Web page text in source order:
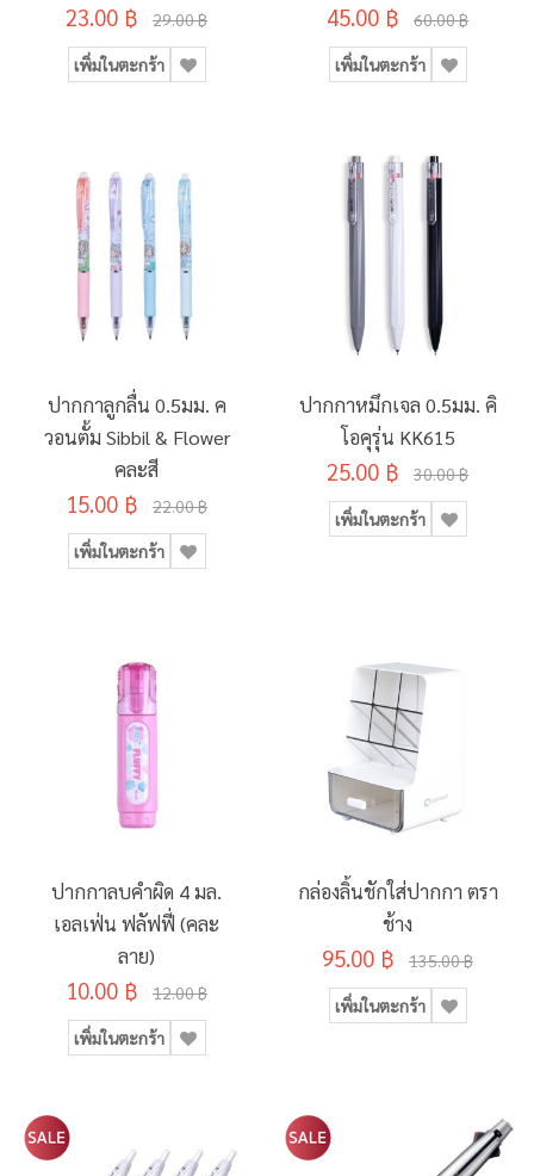
23.00 ฿ 29.00 ฿
เพิ่มในตะกร้า
45.00 ฿ 60.00 ฿
เพิ่มในตะกร้า
ปากกาลูกลื่น 0.5มม. ค
วอนตั้ม Sibbil & Flower
คละสี
15.00 ฿ 22.00 ฿
เพิ่มในตะกร้า
ปากกาหมึกเจล 0.5มม. คิ
โอคุรุ่น KK615
25.00 ฿ 30.00 ฿
เพิ่มในตะกร้า
ปากกาลบคำผิด 4 มล.
เอลเฟ่น ฟลัฟฟี่ (คละ
ลาย)
10.00 ฿ 12.00 ฿
เพิ่มในตะกร้า
กล่องลิ้นชักใส่ปากกา ตรา
ช้าง
95.00 ฿ 135.00 ฿
เพิ่มในตะกร้า